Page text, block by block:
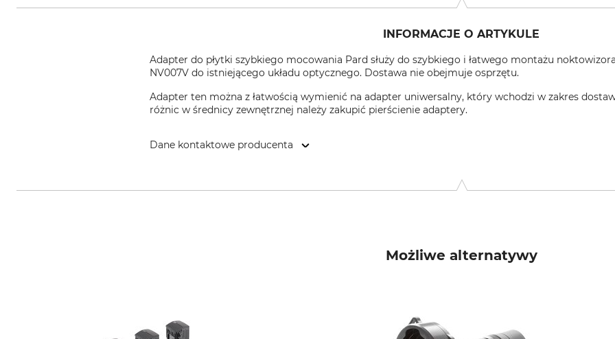
INFORMACJE O ARTYKULE
Adapter do płytki szybkiego mocowania Pard służy do szybkiego i łatwego montażu
NV007V do istniejącego układu optycznego. Dostawa nie obejmuje osprzętu.
Adapter ten można z łatwością wymienić na adapter uniwersalny, który wchodzi w zakres
różnic w średnicy zewnętrznej należy zakupić pierścienie adaptery.
Dane kontaktowe producenta
Możliwe alternatywy